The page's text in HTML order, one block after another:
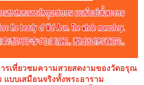
ารเที่ยวชมความสวยสดงามของวัดอรุณ
แบบเสมือนจริงทั้งพระอาราม